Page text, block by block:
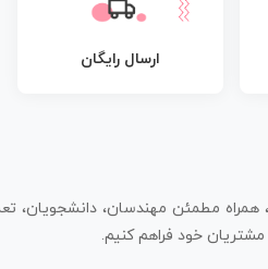
ارسال رایگان
مطمئن مهندسان، دانشجویان،
خود فراهم کنیم.